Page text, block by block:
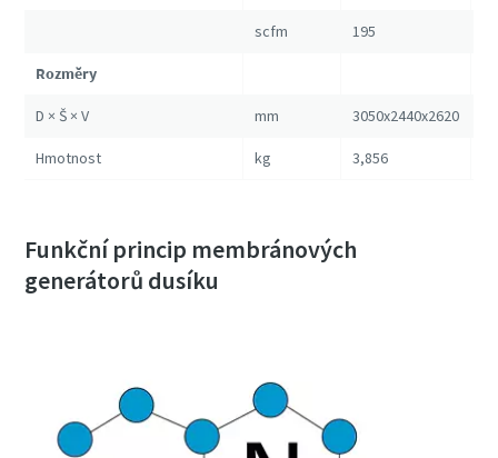
scfm 195
Rozměry
D × Š × V mm 3050x2440x2620
Hmotnost kg 3,856
Funkční princip membránových
generátorů dusíku